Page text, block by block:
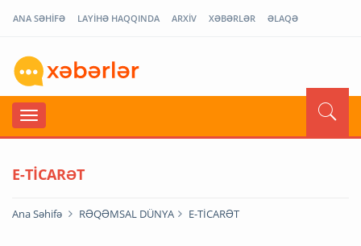
ANA SƏHİFƏ LAYİHƏ HAQQINDA ARXİV XƏBƏRLƏR ƏLAQƏ
E-TİCARƏT
Ana Səhifə RƏQƏMSAL DÜNYA E-TİCARƏT